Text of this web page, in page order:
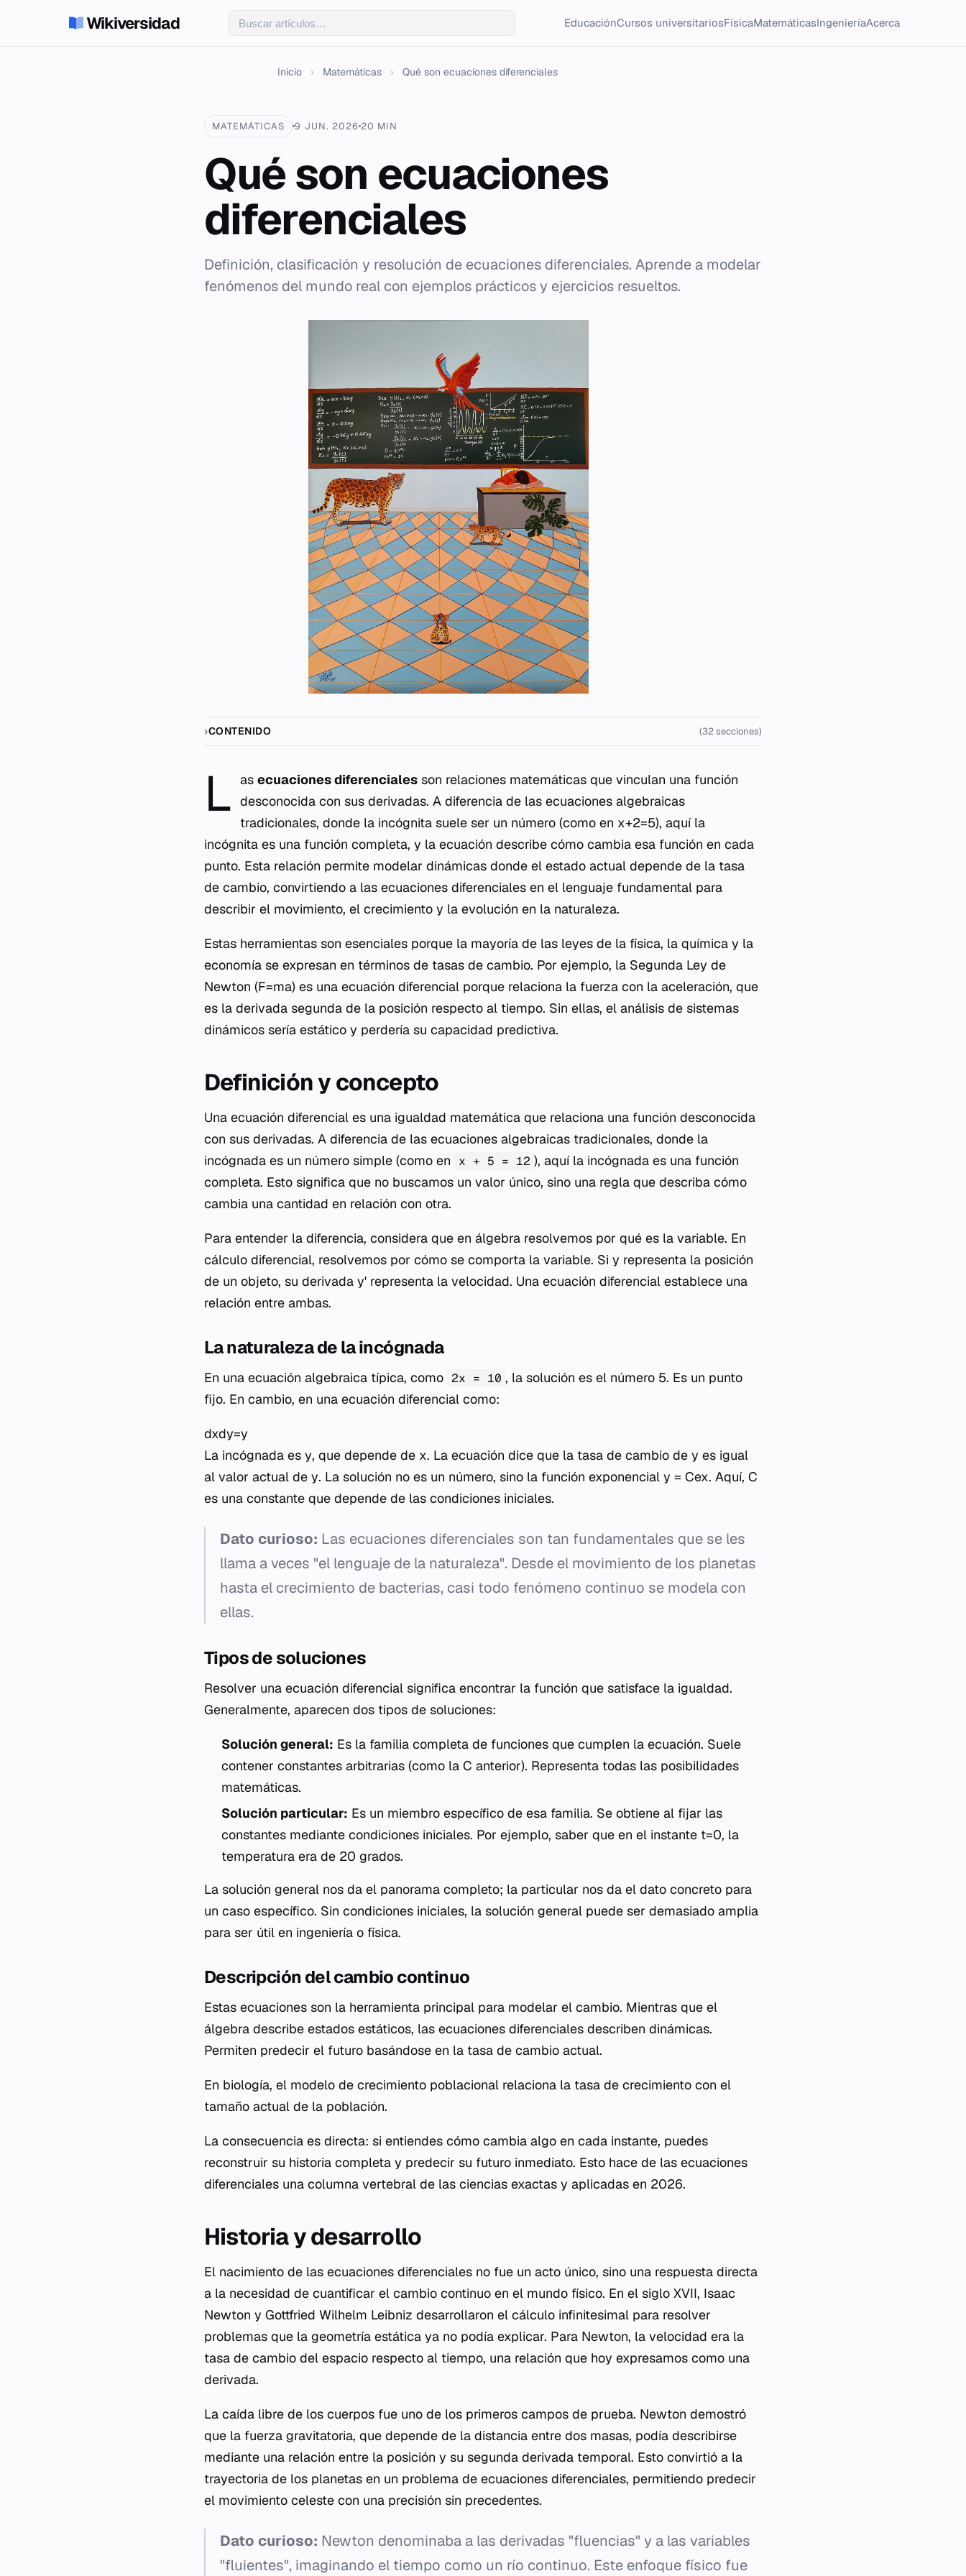
Wikiversidad EducaciónCursos universitariosFísicaMatemáticasIngenieríaAcerca
Inicio › Matemáticas › Qué son ecuaciones diferenciales
MATEMÁTICAS 9 JUN. 2026 20 MIN
Qué son ecuaciones
diferenciales
Definición, clasificación y resolución de ecuaciones diferenciales. Aprende a modelar
fenómenos del mundo real con ejemplos prácticos y ejercicios resueltos.
CONTENIDO (32 secciones)
L asecuaciones diferenciales son relaciones matemáticas que vinculan una función
desconocida con sus derivadas. A diferencia de las ecuaciones algebraicas
tradicionales, donde la incógnita suele ser un número (como en x+2=5), aquí la
incógnita es una función completa, y la ecuación describe cómo cambia esa función en cada
punto. Esta relación permite modelar dinámicas donde el estado actual depende de la tasa
de cambio, convirtiendo a las ecuaciones diferenciales en el lenguaje fundamental para
describir el movimiento, el crecimiento y la evolución en la naturaleza.
Estas herramientas son esenciales porque la mayoría de las leyes de la física, la química y la
economía se expresan en términos de tasas de cambio. Por ejemplo, la Segunda Ley de
Newton (F=ma) es una ecuación diferencial porque relaciona la fuerza con la aceleración, que
es la derivada segunda de la posición respecto al tiempo. Sin ellas, el análisis de sistemas
dinámicos sería estático y perdería su capacidad predictiva.
Definición y concepto
Una ecuación diferencial es una igualdad matemática que relaciona una función desconocida
con sus derivadas. A diferencia de las ecuaciones algebraicas tradicionales, donde la
incógnada es un número simple (como en
x + 5 = 12 ), aquí la incógnada es una función
completa. Esto significa que no buscamos un valor único, sino una regla que describa cómo
cambia una cantidad en relación con otra.
Para entender la diferencia, considera que en álgebra resolvemos por qué es la variable. En
cálculo diferencial, resolvemos por cómo se comporta la variable. Si y representa la posición
de un objeto, su derivada y' representa la velocidad. Una ecuación diferencial establece una
relación entre ambas.
La naturaleza de la incógnada
En una ecuación algebraica típica, como 2x = 10 , la solución es el número 5. Es un punto
fijo. En cambio, en una ecuación diferencial como:
dxdy​=y
La incógnada es y, que depende de x. La ecuación dice que la tasa de cambio de y es igual
al valor actual de y. La solución no es un número, sino la función exponencial y = Cex. Aquí, C
es una constante que depende de las condiciones iniciales.
Dato curioso: Las ecuaciones diferenciales son tan fundamentales que se les
llama a veces "el lenguaje de la naturaleza". Desde el movimiento de los planetas
hasta el crecimiento de bacterias, casi todo fenómeno continuo se modela con
ellas.
Tipos de soluciones
Resolver una ecuación diferencial significa encontrar la función que satisface la igualdad.
Generalmente, aparecen dos tipos de soluciones:
Solución general: Es la familia completa de funciones que cumplen la ecuación. Suele
contener constantes arbitrarias (como la C anterior). Representa todas las posibilidades
matemáticas.
Solución particular: Es un miembro específico de esa familia. Se obtiene al fijar las
constantes mediante condiciones iniciales. Por ejemplo, saber que en el instante t=0, la
temperatura era de 20 grados.
La solución general nos da el panorama completo; la particular nos da el dato concreto para
un caso específico. Sin condiciones iniciales, la solución general puede ser demasiado amplia
para ser útil en ingeniería o física.
Descripción del cambio continuo
Estas ecuaciones son la herramienta principal para modelar el cambio. Mientras que el
álgebra describe estados estáticos, las ecuaciones diferenciales describen dinámicas.
Permiten predecir el futuro basándose en la tasa de cambio actual.
En biología, el modelo de crecimiento poblacional relaciona la tasa de crecimiento con el
tamaño actual de la población.
La consecuencia es directa: si entiendes cómo cambia algo en cada instante, puedes
reconstruir su historia completa y predecir su futuro inmediato. Esto hace de las ecuaciones
diferenciales una columna vertebral de las ciencias exactas y aplicadas en 2026.
Historia y desarrollo
El nacimiento de las ecuaciones diferenciales no fue un acto único, sino una respuesta directa
a la necesidad de cuantificar el cambio continuo en el mundo físico. En el siglo XVII, Isaac
Newton y Gottfried Wilhelm Leibniz desarrollaron el cálculo infinitesimal para resolver
problemas que la geometría estática ya no podía explicar. Para Newton, la velocidad era la
tasa de cambio del espacio respecto al tiempo, una relación que hoy expresamos como una
derivada.
La caída libre de los cuerpos fue uno de los primeros campos de prueba. Newton demostró
que la fuerza gravitatoria, que depende de la distancia entre dos masas, podía describirse
mediante una relación entre la posición y su segunda derivada temporal. Esto convirtió a la
trayectoria de los planetas en un problema de ecuaciones diferenciales, permitiendo predecir
el movimiento celeste con una precisión sin precedentes.
Dato curioso: Newton denominaba a las derivadas "fluencias" y a las variables
"fluientes", imaginando el tiempo como un río continuo. Este enfoque físico fue